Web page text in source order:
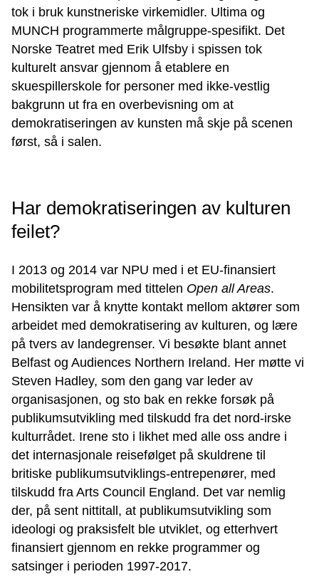
tok i bruk kunstneriske virkemidler. Ultima og
MUNCH programmerte målgruppe-spesifikt. Det
Norske Teatret med Erik Ulfsby i spissen tok
kulturelt ansvar gjennom å etablere en
skuespillerskole for personer med ikke-vestlig
bakgrunn ut fra en overbevisning om at
demokratiseringen av kunsten må skje på scenen
først, så i salen.
Har demokratiseringen av kulturen
feilet?
I 2013 og 2014 var NPU med i et EU-finansiert
mobilitetsprogram med tittelen Open all Areas.
Hensikten var å knytte kontakt mellom aktører som
arbeidet med demokratisering av kulturen, og lære
på tvers av landegrenser. Vi besøkte blant annet
Belfast og Audiences Northern Ireland. Her møtte vi
Steven Hadley, som den gang var leder av
organisasjonen, og sto bak en rekke forsøk på
publikumsutvikling med tilskudd fra det nord-irske
kulturrådet. Irene sto i likhet med alle oss andre i
det internasjonale reisefølget på skuldrene til
britiske publikumsutviklings-entrepenører, med
tilskudd fra Arts Council England. Det var nemlig
der, på sent nittitall, at publikumsutvikling som
ideologi og praksisfelt ble utviklet, og etterhvert
finansiert gjennom en rekke programmer og
satsinger i perioden 1997-2017.